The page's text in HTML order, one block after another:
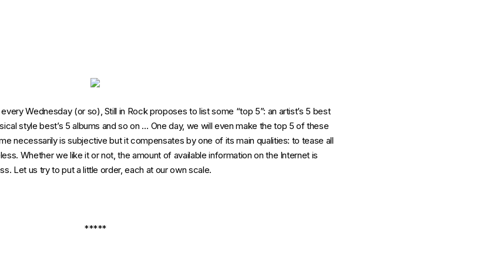
Wednesday (or so), Still in Rock proposes to list some “top 5”: an artist’s 5 best
style best’s 5 albums and so on … One day, we will even make the top 5 of these
necessarily is subjective but it compensates by one of its main qualities: to tease all
Whether we like it or not, the amount of available information on the Internet is
Let us try to put a little order, each at our own scale.
*****